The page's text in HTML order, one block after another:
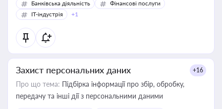
Банківська діяльність
Фінансові послуги
IT-індустрія
+1
Захист персональних даних +16
Про що тема: Підбірка інформації про збір, обробку,
передачу та інші дії з персональними даними